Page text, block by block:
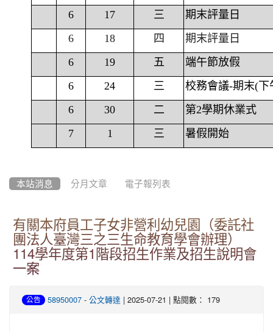
6
17 三
期末評量日
6
18 四
期末評量日
6
19 五
端午節放假
6
24 三
校務會議-期末(下
6
30 二
第2學期休業式
7
1 三 暑假開始
本站消息 分月文章 電子報列表
有關本府員工子女非營利幼兒園（委託社
團法人臺灣三之三生命教育學會辦理）
114學年度第1階段招生作業及招生說明會
一案
公告 58950007 - 公文轉達 | 2025-07-21 | 點閱數： 179